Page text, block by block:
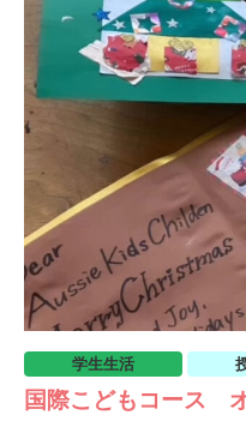
学生生活
国際こどもコース